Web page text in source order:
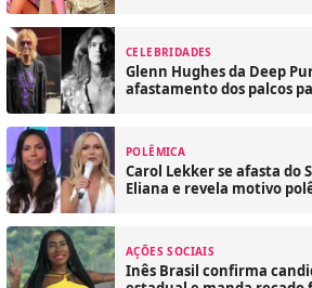
CELEBRIDADES
Glenn Hughes da Deep
afastamento dos palcos
POLÊMICA
Carol Lekker se afasta do
Eliana e revela motivo
AÇÕES SOCIAIS
Inês Brasil confirma